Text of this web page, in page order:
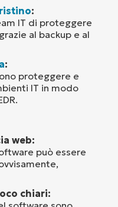
:
IT di proteggere
al backup e al
:
proteggere e
IT in modo
web:
può essere
chiari: